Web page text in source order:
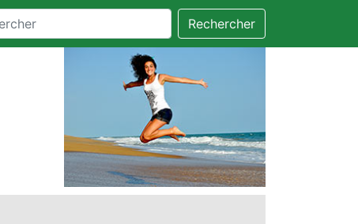
Rechercher